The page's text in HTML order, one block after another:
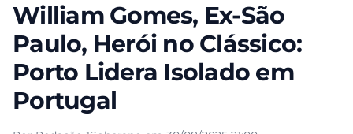
William Gomes, Ex-São
Paulo, Herói no Clássico:
Porto Lidera Isolado em
Portugal